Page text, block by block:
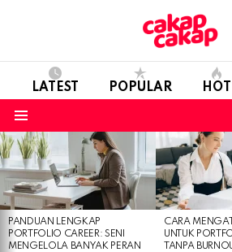
LATEST POPULAR HOT
LATEST
STORIES
PANDUAN LENGKAP
PORTFOLIO CAREER: SENI
MENGELOLA BANYAK PERAN
CARA
UNTUK
TANPA